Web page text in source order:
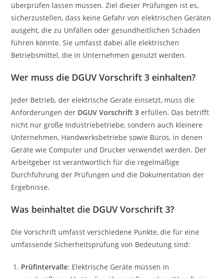
überprüfen lassen müssen. Ziel dieser Prüfungen ist es,
sicherzustellen, dass keine Gefahr von elektrischen Geräten
ausgeht, die zu Unfällen oder gesundheitlichen Schäden
führen könnte. Sie umfasst dabei alle elektrischen
Betriebsmittel, die in Unternehmen genutzt werden.
Wer muss die DGUV Vorschrift 3 einhalten?
Jeder Betrieb, der elektrische Geräte einsetzt, muss die
Anforderungen der DGUV Vorschrift 3 erfüllen. Das betrifft
nicht nur große Industriebetriebe, sondern auch kleinere
Unternehmen, Handwerksbetriebe sowie Büros, in denen
Geräte wie Computer und Drucker verwendet werden. Der
Arbeitgeber ist verantwortlich für die regelmäßige
Durchführung der Prüfungen und die Dokumentation der
Ergebnisse.
Was beinhaltet die DGUV Vorschrift 3?
Die Vorschrift umfasst verschiedene Punkte, die für eine
umfassende Sicherheitsprüfung von Bedeutung sind:
Prüfintervalle: Elektrische Geräte müssen in